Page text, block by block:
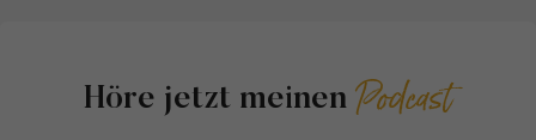
Höre jetzt meinenPodcast